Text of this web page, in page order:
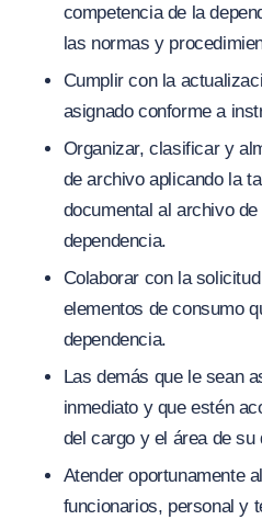
competencia de la
las normas y
Cumplir con la
asignado conforme a
Organizar, clasificar y
de archivo aplicando la
documental al archivo
dependencia.
Colaborar con la
elementos de consumo
dependencia.
Las demás que le sean
inmediato y que estén
del cargo y el área de su
Atender oportunamente
funcionarios, personal y